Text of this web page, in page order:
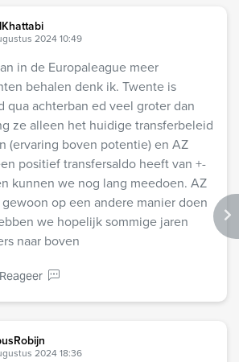
2024 10:49
in de Europaleague meer
behalen denk ik. Twente is
qua achterban ed veel groter dan
ze alleen het huidige transferbeleid
(ervaring boven potentie) en AZ
positief transfersaldo heeft van +-
kunnen we nog lang meedoen. AZ
op een andere manier doen
we hopelijk sommige jaren
naar boven
Reageer
2024 18:36